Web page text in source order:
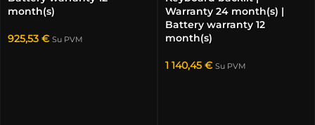
month(s)
925,53 € Su PVM
Warranty 24 month(s) |
Battery warranty 12
month(s)
1 140,45 € Su PVM